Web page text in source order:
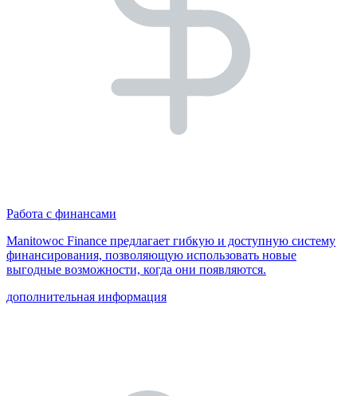
Работа с финансами
Manitowoc Finance предлагает гибкую и доступную систему
финансирования, позволяющую использовать новые
выгодные возможности, когда они появляются.
дополнительная информация